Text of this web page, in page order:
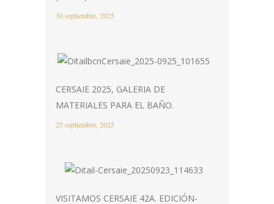
30 septiembre, 2025
CERSAIE 2025, GALERIA DE
MATERIALES PARA EL BAÑO.
25 septiembre, 2025
VISITAMOS CERSAIE 42A. EDICIÓN-